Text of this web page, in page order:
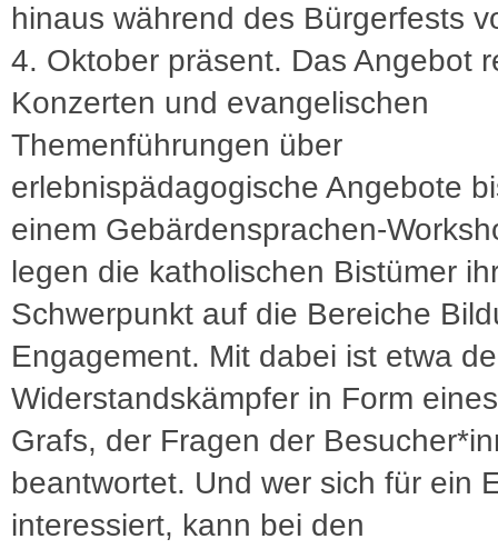
hinaus während des Bürgerfests
4. Oktober präsent. Das Angebot
Konzerten und evangelischen
Themenführungen über
erlebnispädagogische Angebote
einem Gebärdensprachen-
legen die katholischen Bistümer
Schwerpunkt auf die Bereiche
Engagement. Mit dabei ist etwa
Widerstandskämpfer in Form
Grafs, der Fragen der
beantwortet. Und wer sich für ein
interessiert, kann bei den